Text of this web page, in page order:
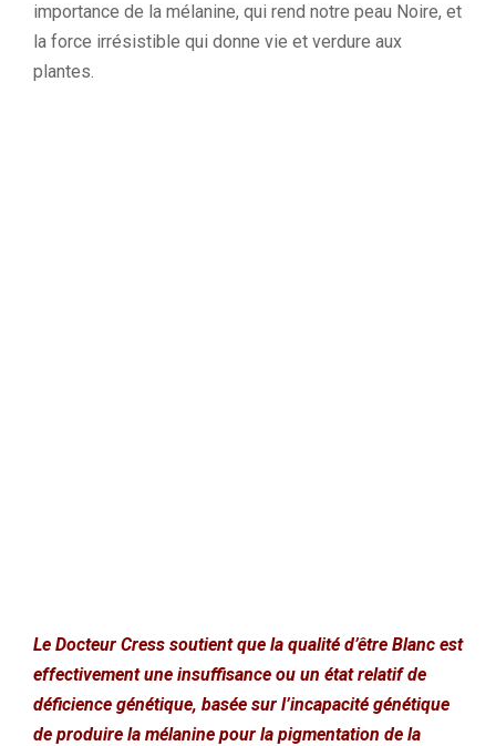
importance de la mélanine, qui rend notre peau Noire, et
la force irrésistible qui donne vie et verdure aux
plantes.
Le Docteur Cress soutient que la qualité d’être Blanc est
effectivement une insuffisance ou un état relatif de
déficience génétique, basée sur l’incapacité génétique
de produire la mélanine pour la pigmentation de la